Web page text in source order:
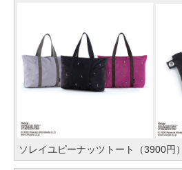
ソレイユピーナッツトート（3900円）